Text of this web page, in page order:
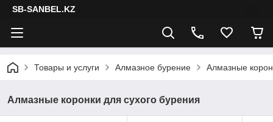
SB-SANBEL.KZ
Товары и услуги Алмазное бурение Алмазные
Алмазные коронки для сухого бурения